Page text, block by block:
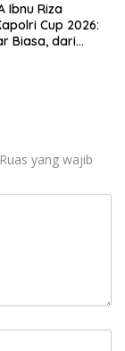
Ibnu Riza
Cup 2026:
Biasa, dari
Ruas yang wajib